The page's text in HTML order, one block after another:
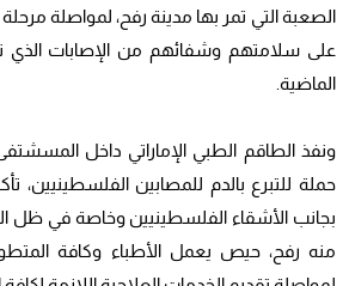
الصعبة التي تمر بها مدينة رفح، لمواصلة
على سلامتهم وشفائهم من الإصابات الذي
الماضية.
ونفذ الطاقم الطبي الإماراتي داخل المسشتفى
حملة للتبرع بالدم للمصابين الفلسطينيين،
بجانب الأشقاء الفلسطينيين وخاصة في ظل
منه رفح، حيص يعمل الأطباء وكافة